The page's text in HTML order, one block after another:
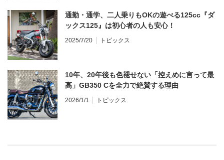
通勤・通学、二人乗りもOKの遊べる125cc『ダ
ックス125』は初心者の人も安心！
2025/7/20 トピックス
10年、20年後も色褪せない「控えめに言って最
高」GB350 Cを全力で絶賛する理由
2026/1/1 トピックス